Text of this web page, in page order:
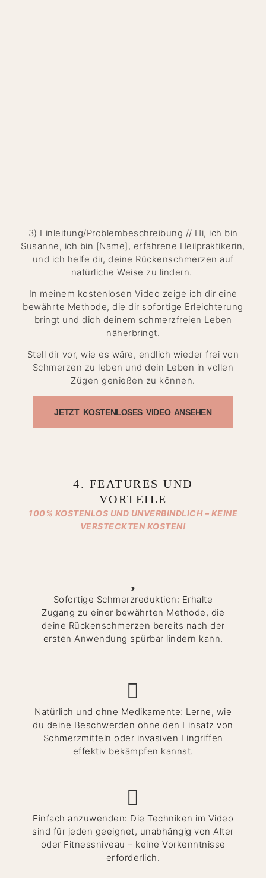
3) Einleitung/Problembeschreibung // Hi, ich bin
Susanne, ich bin [Name], erfahrene Heilpraktikerin,
und ich helfe dir, deine Rückenschmerzen auf
natürliche Weise zu lindern.
In meinem kostenlosen Video zeige ich dir eine
bewährte Methode, die dir sofortige Erleichterung
bringt und dich deinem schmerzfreien Leben
näherbringt.
Stell dir vor, wie es wäre, endlich wieder frei von
Schmerzen zu leben und dein Leben in vollen
Zügen genießen zu können.
JETZT KOSTENLOSES VIDEO ANSEHEN
4. FEATURES UND
VORTEILE
100% KOSTENLOS UND UNVERBINDLICH – KEINE
VERSTECKTEN KOSTEN!
Sofortige Schmerzreduktion: Erhalte
Zugang zu einer bewährten Methode, die
deine Rückenschmerzen bereits nach der
ersten Anwendung spürbar lindern kann.
Natürlich und ohne Medikamente: Lerne, wie
du deine Beschwerden ohne den Einsatz von
Schmerzmitteln oder invasiven Eingriffen
effektiv bekämpfen kannst.
Einfach anzuwenden: Die Techniken im Video
sind für jeden geeignet, unabhängig von Alter
oder Fitnessniveau – keine Vorkenntnisse
erforderlich.